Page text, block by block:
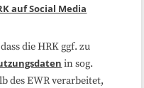
auf Social Media
die HRK ggf. zu
in sog.
des EWR verarbeitet,